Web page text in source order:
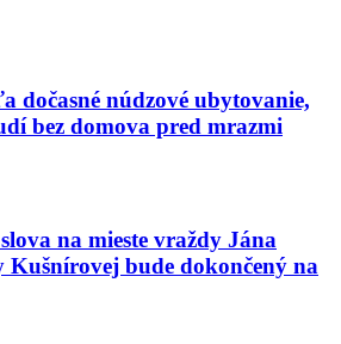
dočasné núdzové ubytovanie,
bez domova pred mrazmi
na mieste vraždy Jána
bude dokončený na